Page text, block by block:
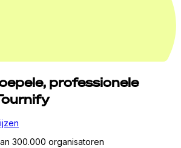
professionele
300.000 organisatoren